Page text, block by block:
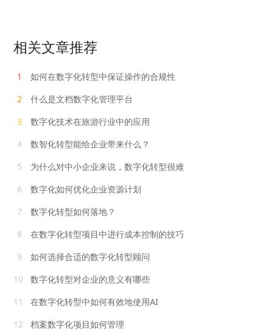
相关文章推荐
1
如何在数字化转型中保证操作的合规性
2
什么是文档数字化管理平台
3
数字化技术在旅游行业中的应用
4
数智化转型能给企业带来什么？
5
为什么对中小企业来说，数字化转型很难
6
数字化如何优化企业资源计划
7
数字化转型如何落地？
8
在数字化转型项目中进行成本控制的技巧
9
如何选择合适的数字化转型顾问
10
数字化转型对企业的意义有哪些
11
在数字化转型中如何有效地使用AI
12
档案数字化项目如何管理